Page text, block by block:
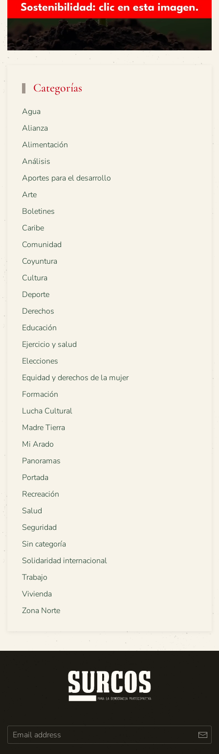
Categorías
Agua
Alianza
Alimentación
Análisis
Aportes para el desarrollo
Arte
Boletines
Caribe
Comunidad
Coyuntura
Cultura
Deporte
Derechos
Educación
Ejercicio y salud
Elecciones
Equidad y derechos de la mujer
Formación
Lucha Cultural
Madre Tierra
Mi Arado
Panoramas
Portada
Recreación
Salud
Seguridad
Sin categoría
Solidaridad internacional
Trabajo
Vivienda
Zona Norte